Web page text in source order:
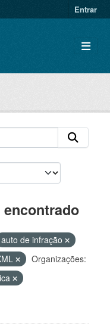
Entrar
auto de infração
Organizações: